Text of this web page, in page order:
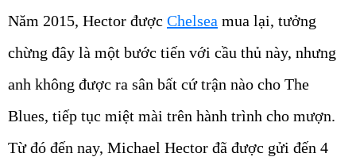
Năm 2015, Hector được Chelsea mua lại, tưởng
chừng đây là một bước tiến với cầu thủ này, nhưng
anh không được ra sân bất cứ trận nào cho The
Blues, tiếp tục miệt mài trên hành trình cho mượn.
Từ đó đến nay, Michael Hector đã được gửi đến 4